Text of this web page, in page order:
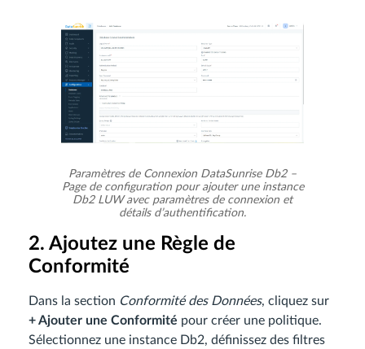
Paramètres de Connexion DataSunrise Db2 –
Page de configuration pour ajouter une instance
Db2 LUW avec paramètres de connexion et
détails d’authentification.
2. Ajoutez une Règle de
Conformité
Dans la section Conformité des Données, cliquez sur
+ Ajouter une Conformité pour créer une politique.
Sélectionnez une instance Db2, définissez des filtres